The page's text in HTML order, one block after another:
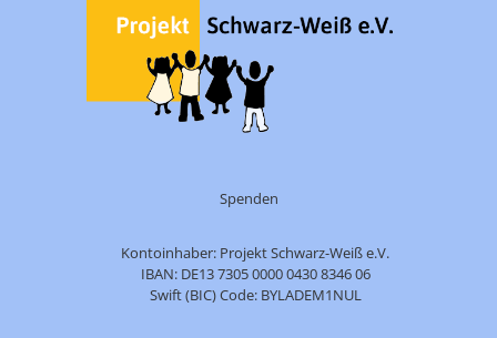
Spenden
Kontoinhaber: Projekt Schwarz-Weiß e.V.
IBAN: DE13 7305 0000 0430 8346 06
Swift (BIC) Code: BYLADEM1NUL